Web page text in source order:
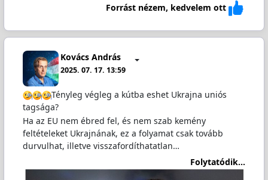
Forrást nézem, kedvelem ott
Kovács András
2025. 07. 17. 13:59
Tényleg végleg a kútba eshet Ukrajna uniós
tagsága?
Ha az EU nem ébred fel, és nem szab kemény
feltételeket Ukrajnának, ez a folyamat csak tovább
durvulhat, illetve visszafordíthatatlan…
Folytatódik...